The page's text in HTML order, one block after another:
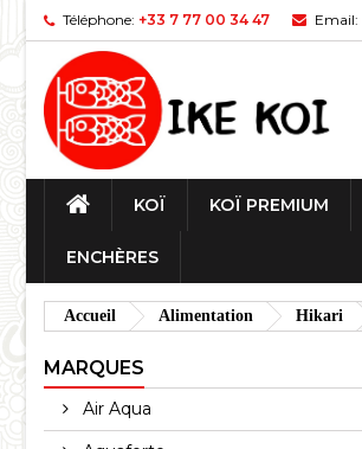
Téléphone: +33 7 77 00 34 47 Email:
KOÏ KOÏ PREMIUM
ENCHÈRES
Accueil Alimentation Hikari
MARQUES
Air Aqua